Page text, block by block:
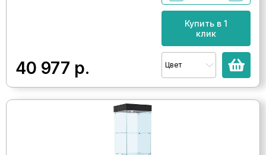
40 977 р.
Купить в 1
клик
Цвет